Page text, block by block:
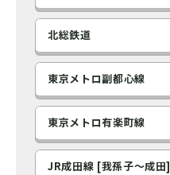
北総鉄道
東京メトロ副都心線
東京メトロ有楽町線
JR成田線 [我孫子～成田]